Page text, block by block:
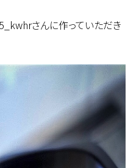
さんに作っていただき